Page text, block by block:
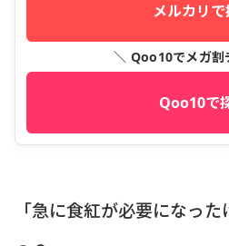
メルカリで
＼ Qoo10でメガ割
Qoo10で
「急に食紅が必要になっ